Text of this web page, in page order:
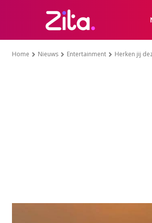
Home Nieuws Entertainment Herken jij